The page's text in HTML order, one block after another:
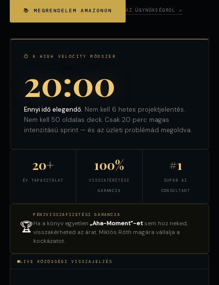
📚 MEGRENDELEM AMAZONON AZ ÜGYNÖKSÉGRŐL ↗
⏱ A HIGH VELOCITY MÓDSZER
20:00
Ennyi idő elegendő. Nem kell 6 hetes projektjelentés.
Nem kell 50 oldalas deck. Csak 20 perc magas
intenzitású sprint — és az üzleti problémád megoldva.
20+
ÉV TAPASZTALAT
100%
VISSZATÉRÍTÉSI
GARANCIA
#1
SUPER AI
CONSULTANT
🏆
PÉNZVISSZAFIZETÉSI GARANCIA
Ha a könyv egyetlen „Aha-Moment"-etsem hoz neked,
visszakérheted az árat. Miklós Róth magára vállalja a
kockázatot.
LIVE KÖZÖSSÉGI VISSZAJELZÉS